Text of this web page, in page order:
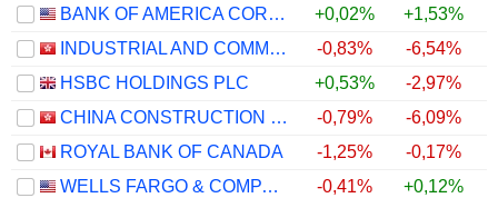
BANK OF AMERICA CORPORATION
+0,02% +1,53%
INDUSTRIAL AND COMMERCIAL BANK OF CHINA LIMITED
-0,83% -6,54%
HSBC HOLDINGS PLC
+0,53% -2,97%
CHINA CONSTRUCTION BANK CORPORATION
-0,79% -6,09%
ROYAL BANK OF CANADA
-1,25% -0,17%
WELLS FARGO & COMPANY
-0,41% +0,12%